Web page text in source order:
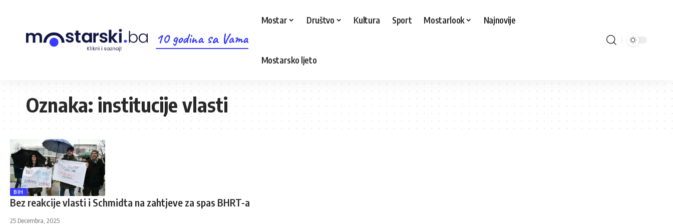
10 godina sa Vama
Mostar Društvo Kultura Sport Mostarlook Najnovije
Mostarsko ljeto
Oznaka:institucije vlasti
BIH
Bez reakcije vlasti i Schmidta na zahtjeve za spas BHRT-a
25 Decembra, 2025